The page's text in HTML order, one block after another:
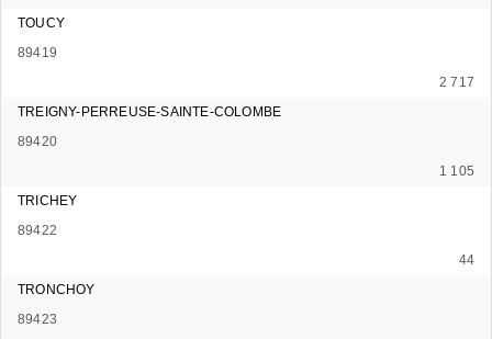
TOUCY
89419
2 717
TREIGNY-PERREUSE-SAINTE-COLOMBE
89420
1 105
TRICHEY
89422
44
TRONCHOY
89423